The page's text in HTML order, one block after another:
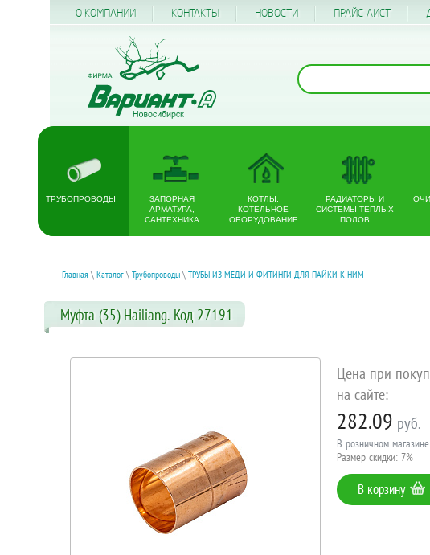
О КОМПАНИИ КОНТАКТЫ НОВОСТИ ПРАЙС-ЛИСТ
ТРУБОПРОВОДЫ
ЗАПОРНАЯ
АРМАТУРА,
САНТЕХНИКА
КОТЛЫ,
КОТЕЛЬНОЕ
ОБОРУДОВАНИЕ
РАДИАТОРЫ И
СИСТЕМЫ ТЕПЛЫХ
ПОЛОВ
Главная \ Каталог \ Трубопроводы \ ТРУБЫ ИЗ МЕДИ И ФИТИНГИ ДЛЯ ПАЙКИ К НИМ
Муфта (35) Hailiang. Код 27191
Цена при
на сайте:
282.09 руб.
В розничном
Размер скидки: 7%
В корзину